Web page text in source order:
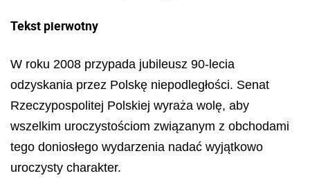
Tekst pierwotny
W roku 2008 przypada jubileusz 90-lecia
odzyskania przez Polskę niepodległości. Senat
Rzeczypospolitej Polskiej wyraża wolę, aby
wszelkim uroczystościom związanym z obchodami
tego doniosłego wydarzenia nadać wyjątkowo
uroczysty charakter.